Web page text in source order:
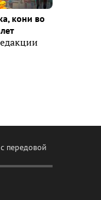
кони во
передовой